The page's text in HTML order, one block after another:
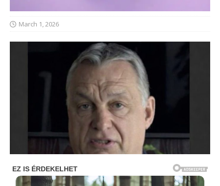
March 1, 2026